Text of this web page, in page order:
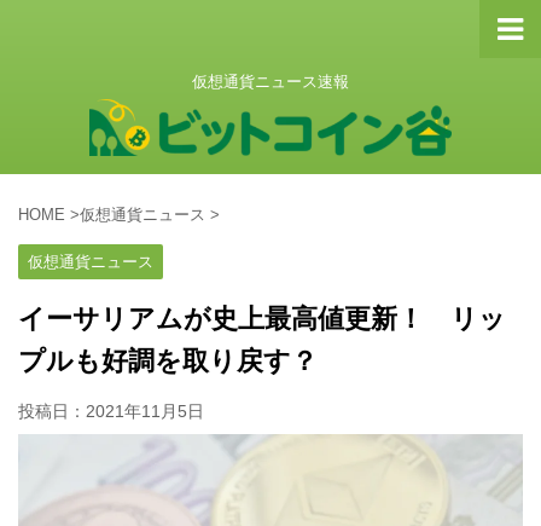
仮想通貨ニュース速報
HOME >仮想通貨ニュース >
仮想通貨ニュース
イーサリアムが史上最高値更新！ リッ
プルも好調を取り戻す？
投稿日： 2021年11月5日